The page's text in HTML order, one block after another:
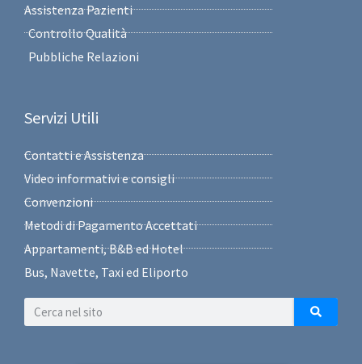
Assistenza Pazienti
Controllo Qualità
Pubbliche Relazioni
Servizi Utili
Contatti e Assistenza
Video informativi e consigli
Convenzioni
Metodi di Pagamento Accettati
Appartamenti, B&B ed Hotel
Bus, Navette, Taxi ed Eliporto